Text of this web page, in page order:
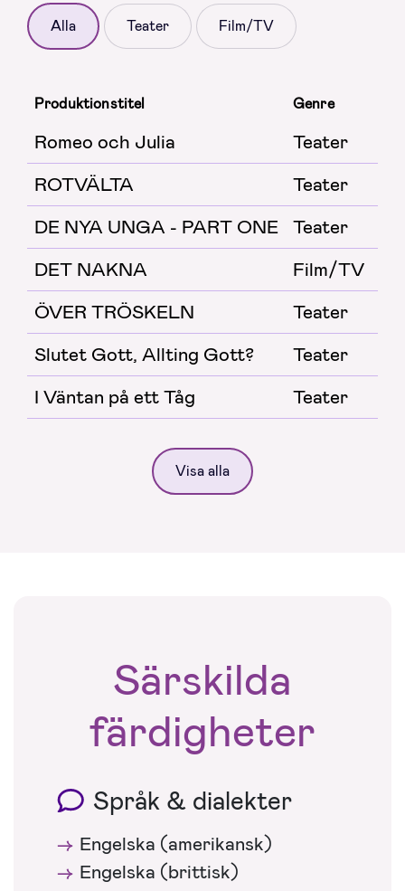
Alla Teater Film/TV
Produktionstitel Genre
Romeo och Julia Teater
ROTVÄLTA
Teater
DE NYA UNGA - PART ONE Teater
DET NAKNA
Film/TV
ÖVER TRÖSKELN
Teater
Slutet Gott, Allting Gott?
Teater
I Väntan på ett Tåg
Teater
Visa alla
Särskilda
färdigheter
Språk & dialekter
Engelska (amerikansk)
Engelska (brittisk)